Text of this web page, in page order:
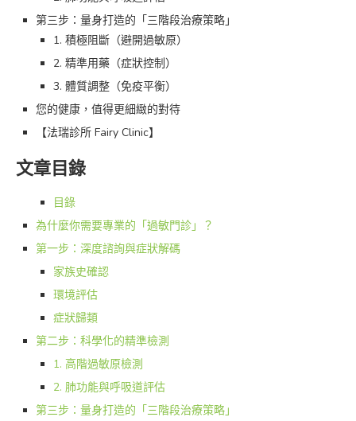
第三步：量身打造的「三階段治療策略」
1. 積極阻斷（避開過敏原）
2. 精準用藥（症狀控制）
3. 體質調整（免疫平衡）
您的健康，值得更細緻的對待
【法瑞診所 Fairy Clinic】
文章目錄
目錄
為什麼你需要專業的「過敏門診」？
第一步：深度諮詢與症狀解碼
家族史確認
環境評估
症狀歸類
第二步：科學化的精準檢測
1. 高階過敏原檢測
2. 肺功能與呼吸道評估
第三步：量身打造的「三階段治療策略」